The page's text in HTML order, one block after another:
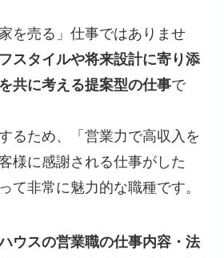
を売る」仕事ではありませ
スタイルや将来設計に寄り添
共に考える提案型の仕事で
るため、「営業力で高収入を
様に感謝される仕事がした
て非常に魅力的な職種です。
ウスの営業職の仕事内容・法